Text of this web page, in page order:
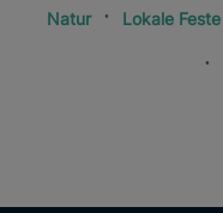
Natur Lokale Feste